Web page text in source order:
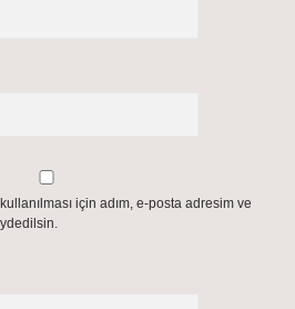
için adım, e-posta adresim ve